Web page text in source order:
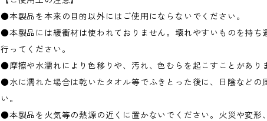
●本製品を本来の目的以外にはご使用にならないでください。
●本製品には緩衝材は使われておりません。壊れやすいものを持ち
行ってください。
●摩擦や水濡れにより色移りや、汚れ、色むらを起こすことがあり
●水に濡れた場合は乾いたタオル等でふきとった後に、日陰などの
い。
●本製品を火気等の熱源の近くに置かないでください。火災や変形